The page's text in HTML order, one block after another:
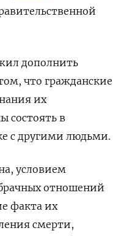
дополнить
что гражданские
их
состоять в
с другими людьми.
условием
отношений
факта их
смерти,